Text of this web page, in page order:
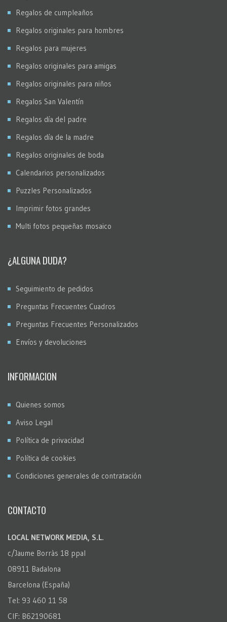
Regalos de cumpleaños
Regalos originales para hombres
Regalos para mujeres
Regalos originales para amigas
Regalos originales para niños
Regalos San Valentín
Regalos día del padre
Regalos día de la madre
Regalos originales de boda
Calendarios personalizados
Puzzles Personalizados
Imprimir fotos grandes
Multi fotos pequeñas mosaico
¿ALGUNA DUDA?
Seguimiento de pedidos
Preguntas Frecuentes Cuadros
Preguntas Frecuentes Personalizados
Envíos y devoluciones
INFORMACION
Quienes somos
Aviso Legal
Política de privacidad
Política de cookies
Condiciones generales de contratación
CONTACTO
LOCAL NETWORK MEDIA, S.L.
c/Jaume Borràs 18 ppal
08911 Badalona
Barcelona (España)
Tel: 93 460 11 58
CIF: B62190681